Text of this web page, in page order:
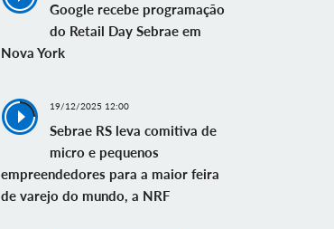
Google recebe programação
do Retail Day Sebrae em
Nova York
19/12/2025 12:00
Sebrae RS leva comitiva de
micro e pequenos
empreendedores para a maior feira
de varejo do mundo, a NRF